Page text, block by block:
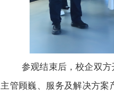
参观结束后，校企双
主管顾巍、服务及解决方案